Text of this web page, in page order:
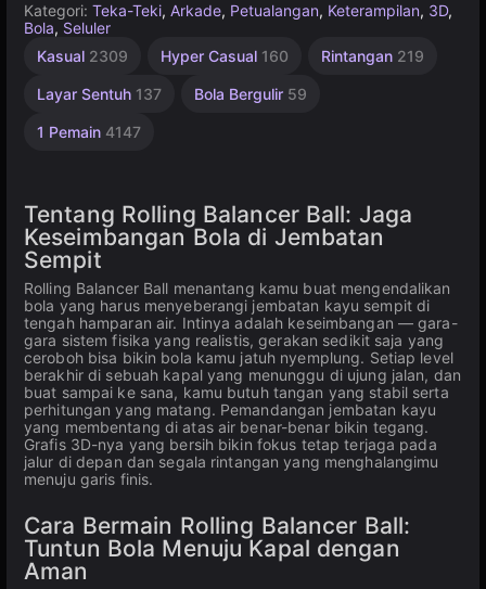
Kategori: Teka-Teki, Arkade, Petualangan, Keterampilan, 3D,
Bola, Seluler
Kasual 2309 Hyper Casual 160 Rintangan 219
Layar Sentuh 137 Bola Bergulir 59
1 Pemain 4147
Gesek
Tentang Rolling Balancer Ball: Jaga
Keseimbangan Bola di Jembatan
Sempit
Rolling Balancer Ball menantang kamu buat mengendalikan
bola yang harus menyeberangi jembatan kayu sempit di
tengah hamparan air. Intinya adalah keseimbangan — gara-
gara sistem fisika yang realistis, gerakan sedikit saja yang
ceroboh bisa bikin bola kamu jatuh nyemplung. Setiap level
berakhir di sebuah kapal yang menunggu di ujung jalan, dan
buat sampai ke sana, kamu butuh tangan yang stabil serta
perhitungan yang matang. Pemandangan jembatan kayu
yang membentang di atas air benar-benar bikin tegang.
Grafis 3D-nya yang bersih bikin fokus tetap terjaga pada
jalur di depan dan segala rintangan yang menghalangimu
menuju garis finis.
Cara Bermain Rolling Balancer Ball:
Tuntun Bola Menuju Kapal dengan
Aman